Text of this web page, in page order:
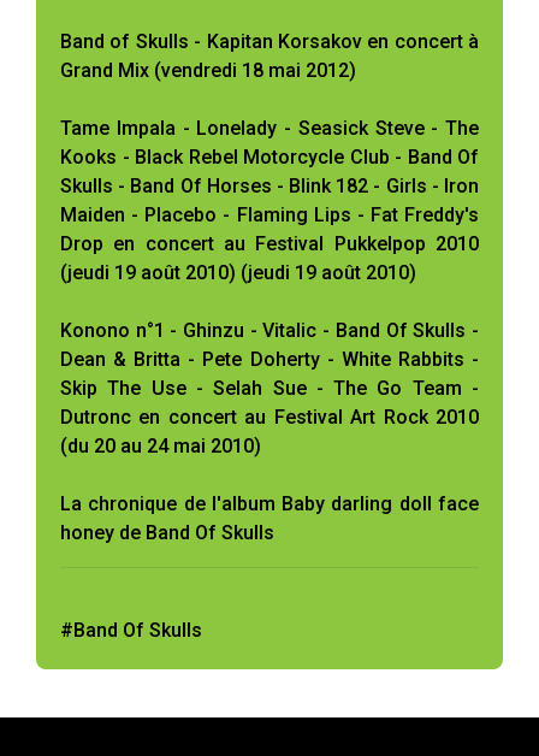
Band of Skulls - Kapitan Korsakov en concert à
Grand Mix (vendredi 18 mai 2012)
Tame Impala - Lonelady - Seasick Steve - The
Kooks - Black Rebel Motorcycle Club - Band Of
Skulls - Band Of Horses - Blink 182 - Girls - Iron
Maiden - Placebo - Flaming Lips - Fat Freddy's
Drop en concert au Festival Pukkelpop 2010
(jeudi 19 août 2010) (jeudi 19 août 2010)
Konono n°1 - Ghinzu - Vitalic - Band Of Skulls -
Dean & Britta - Pete Doherty - White Rabbits -
Skip The Use - Selah Sue - The Go Team -
Dutronc en concert au Festival Art Rock 2010
(du 20 au 24 mai 2010)
La chronique de l'album Baby darling doll face
honey de Band Of Skulls
#Band Of Skulls